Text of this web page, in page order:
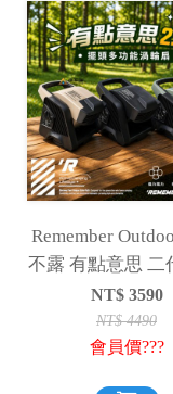
Remember
不露 有點意思 二
多功能渦輪扇 渦
扇 露營扇 電
NT$ 3590
NT$4490
會員價???